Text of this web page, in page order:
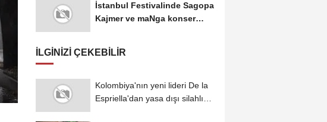
İstanbul Festivalinde Sagopa
Kajmer ve maNga konser
İLGINIZI ÇEKEBILIR
Kolombiya'nın yeni lideri De la
Espriella'dan yasa dışı silahlı